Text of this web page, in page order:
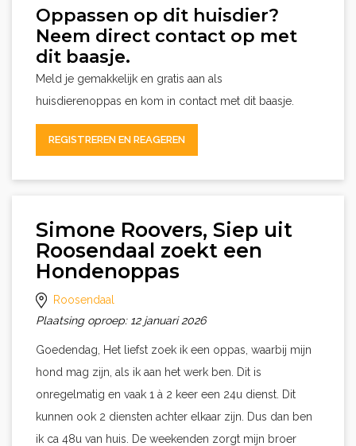
Oppassen op dit huisdier?
Neem direct contact op met
dit baasje.
Meld je gemakkelijk en gratis aan als
huisdierenoppas en kom in contact met dit baasje.
REGISTREREN EN REAGEREN
Simone Roovers, Siep uit
Roosendaal zoekt een
Hondenoppas
Roosendaal
Plaatsing oproep: 12 januari 2026
Goedendag, Het liefst zoek ik een oppas, waarbij mijn
hond mag zijn, als ik aan het werk ben. Dit is
onregelmatig en vaak 1 à 2 keer een 24u dienst. Dit
kunnen ook 2 diensten achter elkaar zijn. Dus dan ben
ik ca 48u van huis. De weekenden zorgt mijn broer